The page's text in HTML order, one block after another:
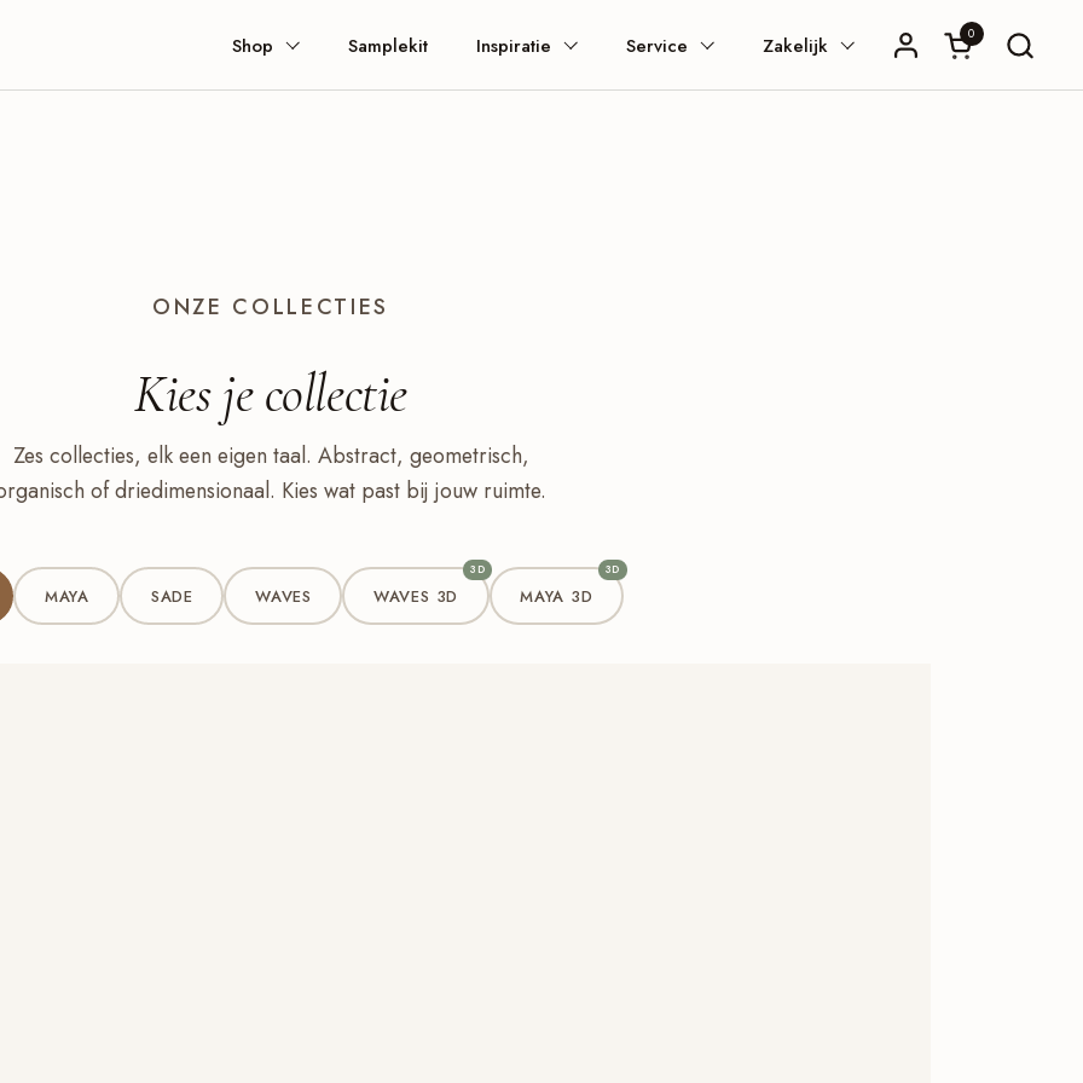
Winkelwagentje
0
Shop Samplekit Inspiratie Service Zakelijk
ONZE COLLECTIES
Kies jecollectie
Zes collecties, elk een eigen taal. Abstract, geometrisch,
of driedimensionaal. Kies wat past bij jouw ruimte.
MAYA SADE WAVES WAVES 3D
3D
MAYA 3D
3D